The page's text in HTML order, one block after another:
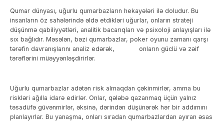
Qumar dünyası, uğurlu qumarbazların hekayələri ilə doludur. Bu
insanların öz sahələrində əldə etdikləri uğurlar, onların strateji
düşünmə qabiliyyətləri, analitik bacarıqları və psixoloji anlayışları ilə
sıx bağlıdır. Məsələn, bəzi qumarbazlar, poker oyunu zamanı qarşı
tərəfin davranışlarını analiz edərək,
onların güclü və zəif
tərəflərini müəyyənləşdirirlər.
Uğurlu qumarbazlar adətən risk almaqdan çəkinmirlər, amma bu
riskləri ağılla idarə edirlər. Onlar, qələbə qazanmaq üçün yalnız
təsadüfə güvənmirlər, əksinə, dərindən düşünərək hər bir addımını
planlayırlar. Bu yanaşma, onları sıradan qumarbazlardan ayıran əsas